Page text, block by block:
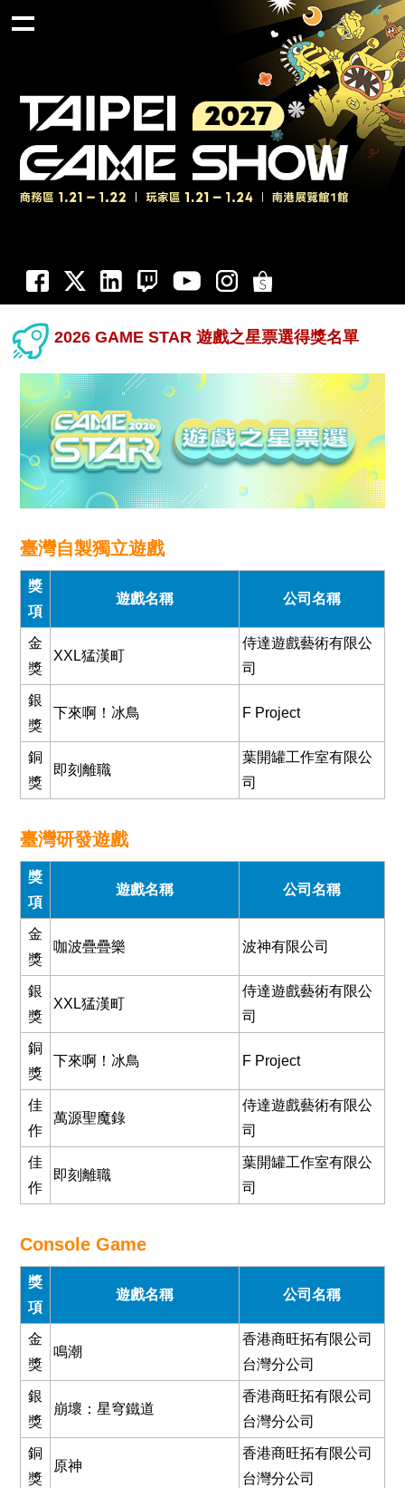
2026 GAME STAR 遊戲之星票選得獎名單
臺灣自製獨立遊戲
獎
項
遊戲名稱 公司名稱
金
獎
XXL猛漢町
侍達遊戲藝術有限公
司
銀
獎
下來啊！冰鳥 F Project
銅
獎
即刻離職
葉開罐工作室有限公
司
臺灣研發遊戲
獎
項
遊戲名稱 公司名稱
金
獎
咖波疊疊樂 波神有限公司
銀
獎
XXL猛漢町
侍達遊戲藝術有限公
司
銅
獎
下來啊！冰鳥 F Project
佳
作
萬源聖魔錄
侍達遊戲藝術有限公
司
佳
作
即刻離職
葉開罐工作室有限公
司
Console Game
獎
項
遊戲名稱 公司名稱
金
獎
鳴潮
香港商旺拓有限公司
台灣分公司
銀
獎
崩壞：星穹鐵道
香港商旺拓有限公司
台灣分公司
銅
獎
原神
香港商旺拓有限公司
台灣分公司